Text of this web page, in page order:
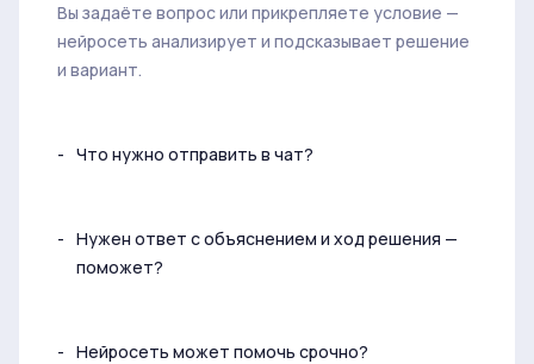
Вы задаёте вопрос или прикрепляете условие —
нейросеть анализирует и подсказывает решение
и вариант.
Что нужно отправить в чат?
Нужен ответ с объяснением и ход решения —
поможет?
Нейросеть может помочь срочно?